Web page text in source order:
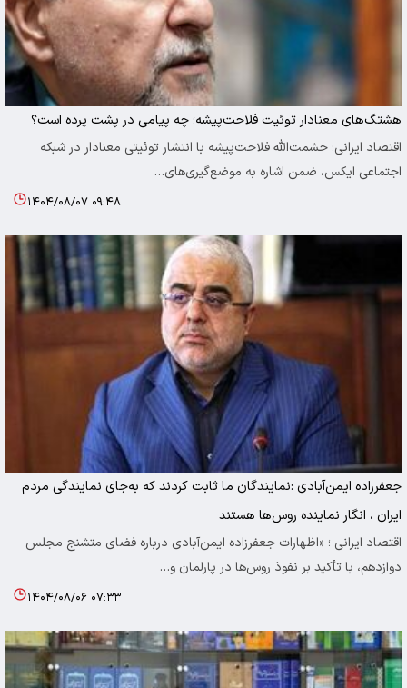
هشتگ‌های معنادار توئیت فلاحت‌پیشه؛ چه پیامی در پشت پرده است؟
اقتصاد ایرانی؛ حشمت‌الله فلاحت‌پیشه با انتشار توئیتی معنادار در شبکه
اجتماعی ایکس، ضمن اشاره به موضع‌گیری‌های…
۱۴۰۴/۰۸/۰۷ ۰۹:۴۸
جعفرزاده ایمن‌آبادی :نمایندگان ما ثابت کردند که به‌جای نمایندگی مردم
ایران ، انگار نماینده روس‌ها هستند
اقتصاد ایرانی ؛ «اظهارات جعفرزاده ایمن‌آبادی درباره فضای متشنج مجلس
دوازدهم، با تأکید بر نفوذ روس‌ها در پارلمان و…
۱۴۰۴/۰۸/۰۶ ۰۷:۳۳